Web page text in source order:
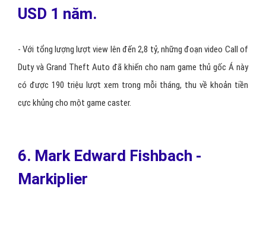
USD 1 năm.
-Với tổng lượng lượt view lên đến 2,8 tỷ, những đoạn video Call of
Duty và Grand Theft Auto đã khiến cho nam game thủ gốc Á này
có được 190 triệu lượt xem trong mỗi tháng, thu về khoản tiền
cực khủng cho một game caster.
6. Mark Edward Fishbach -
Markiplier